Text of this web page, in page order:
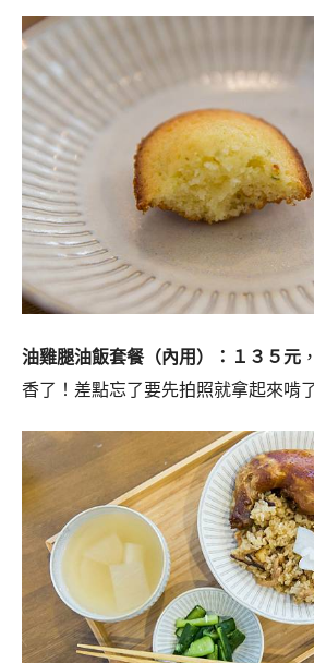
油雞腿油飯套餐（內用）：１３５元
香了！差點忘了要先拍照就拿起來啃